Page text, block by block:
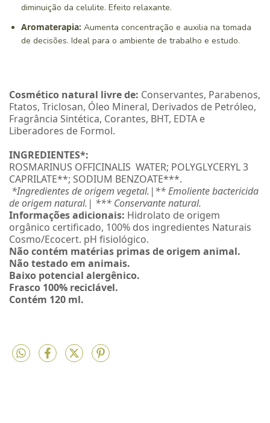
diminuição da celulite. Efeito relaxante.
Aromaterapia: Aumenta concentração e auxilia na tomada
de decisões. Ideal para o ambiente de trabalho e estudo.
Cosmético natural livre de: Conservantes, Parabenos,
Ftatos, Triclosan, Óleo Mineral, Derivados de Petróleo,
Fragrância Sintética, Corantes, BHT, EDTA e
Liberadores de Formol.
INGREDIENTES*:
ROSMARINUS OFFICINALIS WATER; POLYGLYCERYL 3
CAPRILATE**; SODIUM BENZOATE***.
*Ingredientes de origem vegetal.|** Emoliente bactericida
de origem natural.| *** Conservante natural.
Informações adicionais: Hidrolato de origem
orgânico certificado, 100% dos ingredientes Naturais
Cosmo/Ecocert. pH fisiológico.
Não contém matérias primas de origem animal.
Não testado em animais.
Baixo potencial alergênico.
Frasco 100% reciclável.
Contém 120 ml.